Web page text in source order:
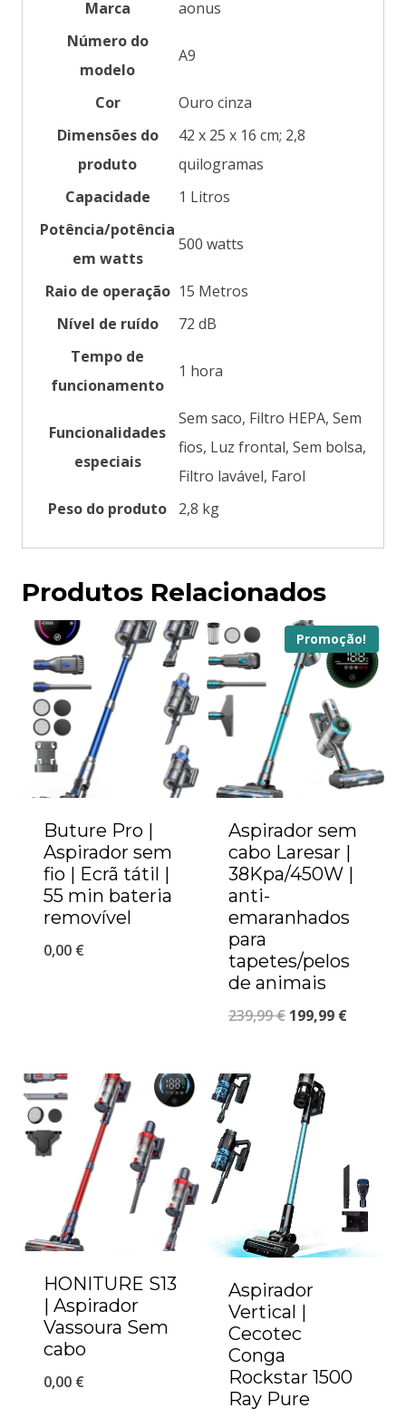
Marca
‎aonus
Número do
modelo
‎A9
Cor
‎Ouro cinza
Dimensões do
produto
‎42 x 25 x 16 cm; 2,8
quilogramas
Capacidade
‎1 Litros
Potência/potência
em watts
‎500 watts
Raio de operação ‎15 Metros
Nível de ruído
‎72 dB
Tempo de
funcionamento
‎1 hora
Funcionalidades
especiais
‎Sem saco, Filtro HEPA, Sem
fios, Luz frontal, Sem bolsa,
Filtro lavável, Farol
Peso do produto
‎2,8 kg
Produtos Relacionados
Buture Pro |
Aspirador sem
fio | Ecrã tátil |
55 min bateria
removível
0,00 €
Promoção!
Aspirador sem
cabo Laresar |
38Kpa/450W |
anti-
emaranhados
para
tapetes/pelos
de animais
239,99€ 199,99 €
HONITURE S13
| Aspirador
Vassoura Sem
cabo
0,00 €
Aspirador
Vertical |
Cecotec
Conga
Rockstar 1500
Ray Pure